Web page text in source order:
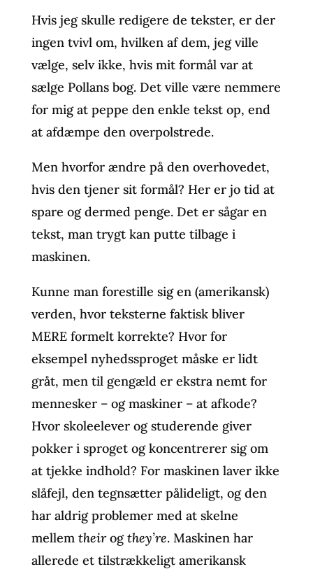
Hvis jeg skulle redigere de tekster, er der
ingen tvivl om, hvilken af dem, jeg ville
vælge, selv ikke, hvis mit formål var at
sælge Pollans bog. Det ville være nemmere
for mig at peppe den enkle tekst op, end
at afdæmpe den overpolstrede.
Men hvorfor ændre på den overhovedet,
hvis den tjener sit formål? Her er jo tid at
spare og dermed penge. Det er sågar en
tekst, man trygt kan putte tilbage i
maskinen.
Kunne man forestille sig en (amerikansk)
verden, hvor teksterne faktisk bliver
MERE formelt korrekte? Hvor for
eksempel nyhedssproget måske er lidt
gråt, men til gengæld er ekstra nemt for
mennesker – og maskiner – at afkode?
Hvor skoleelever og studerende giver
pokker i sproget og koncentrerer sig om
at tjekke indhold? For maskinen laver ikke
slåfejl, den tegnsætter pålideligt, og den
har aldrig problemer med at skelne
mellem theirogthey’re. Maskinen har
allerede et tilstrækkeligt amerikansk